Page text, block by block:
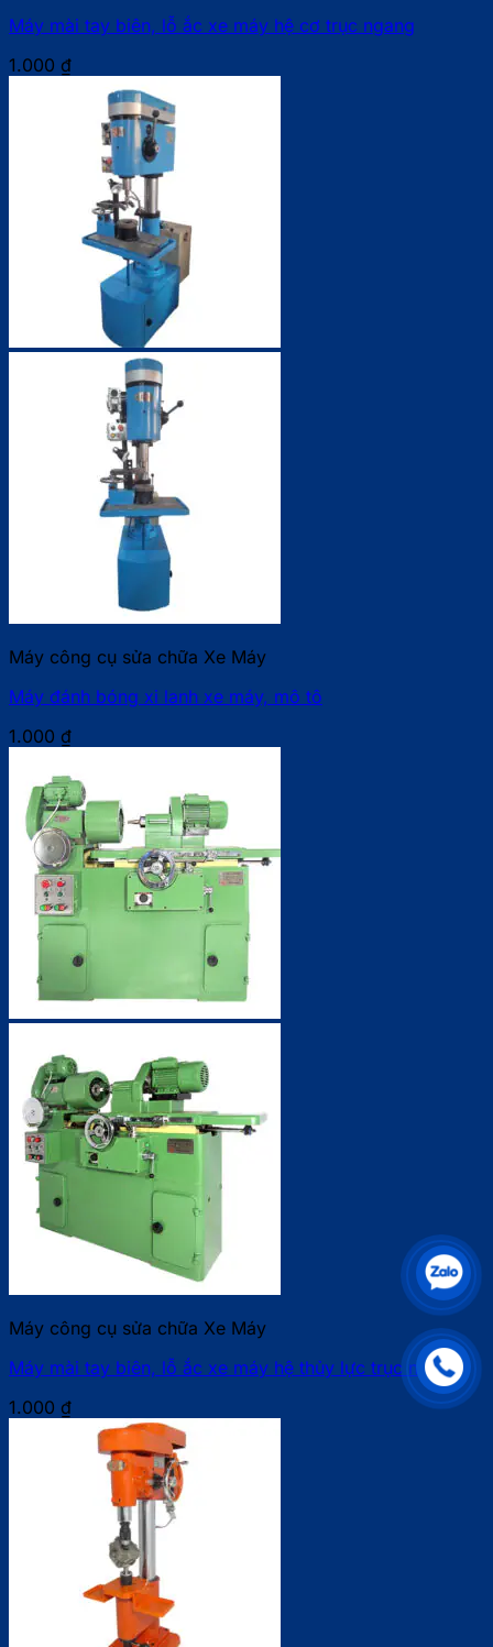
Máy mài tay biên, lỗ ắc xe máy hệ cơ trục ngang
1.000 ₫
Máy công cụ sửa chữa Xe Máy
Máy đánh bóng xi lanh xe máy, mô tô
1.000 ₫
Máy công cụ sửa chữa Xe Máy
Máy mài tay biên, lỗ ắc xe máy hệ thủy lực trục ngang
1.000 ₫